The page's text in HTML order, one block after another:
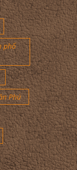
phố
Phú